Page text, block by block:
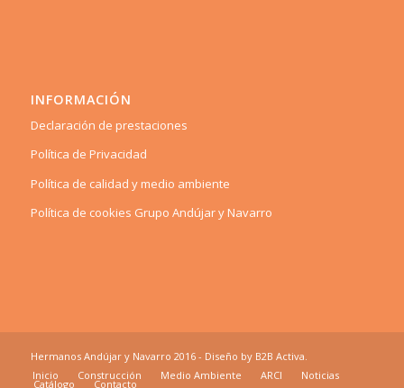
INFORMACIÓN
Declaración de prestaciones
Política de Privacidad
Política de calidad y medio ambiente
Política de cookies Grupo Andújar y Navarro
Hermanos Andújar y Navarro 2016 - Diseño by B2B Activa
Inicio
Construcción Medio Ambiente ARCI Noticias
Catálogo Contacto